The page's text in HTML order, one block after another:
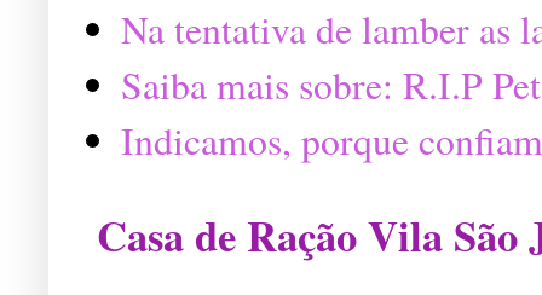
Na tentativa de lamber as
Saiba mais sobre: R.I.P
Indicamos, porque
Casa de Ração Vila São